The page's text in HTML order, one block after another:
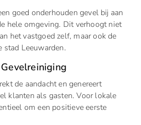
goed onderhouden gevel bij aan
hele omgeving. Dit verhoogt niet
het vastgoed zelf, maar ook de
stad Leeuwarden.
de aandacht en genereert
klanten als gasten. Voor lokale
om een positieve eerste